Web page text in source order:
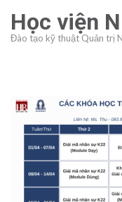
content
Học viện
Đào tạo kỹ thuật Quản trị